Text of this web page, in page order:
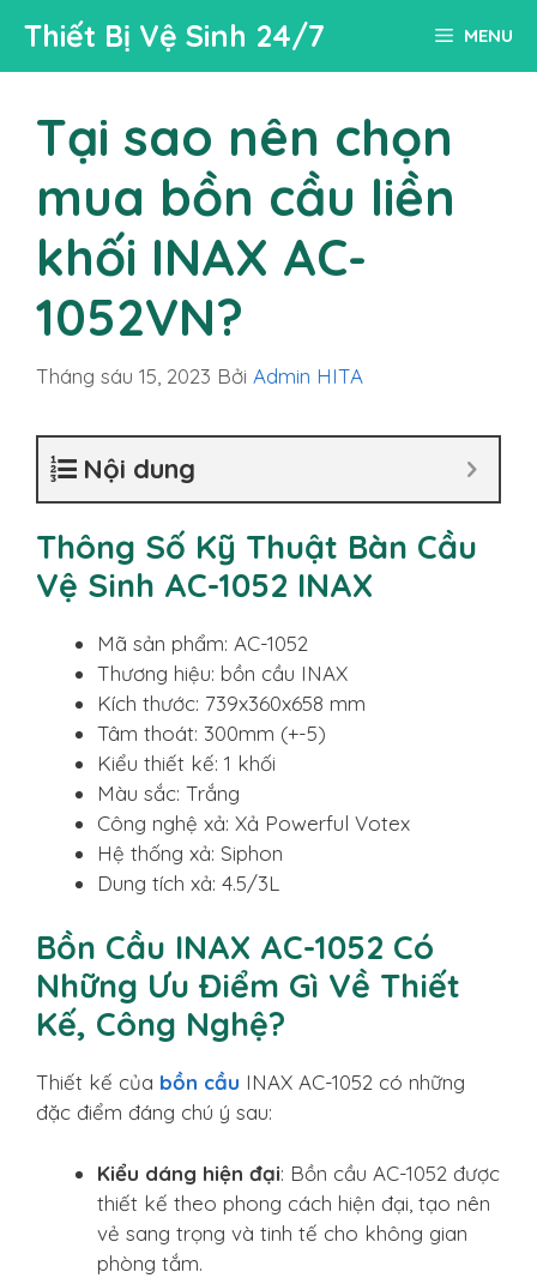
đến
nội
Thiết Bị Vệ Sinh 24/7 MENU
Tại sao nên chọn
mua bồn cầu liền
khối INAX AC-
1052VN?
Tháng sáu 15, 2023 Bởi Admin HITA
Nội dung
Thông Số Kỹ Thuật Bàn Cầu
Vệ Sinh AC-1052 INAX
Mã sản phẩm: AC-1052
Thương hiệu: bồn cầu INAX
Kích thước: 739x360x658 mm
Tâm thoát: 300mm (+-5)
Kiểu thiết kế: 1 khối
Màu sắc: Trắng
Công nghệ xả: Xả Powerful Votex
Hệ thống xả: Siphon
Dung tích xả: 4.5/3L
Bồn Cầu INAX AC-1052 Có
Những Ưu Điểm Gì Về Thiết
Kế, Công Nghệ?
Thiết kế của bồn cầu INAX AC-1052 có những
đặc điểm đáng chú ý sau:
Kiểu dáng hiện đại: Bồn cầu AC-1052 được
thiết kế theo phong cách hiện đại, tạo nên
vẻ sang trọng và tinh tế cho không gian
phòng tắm.